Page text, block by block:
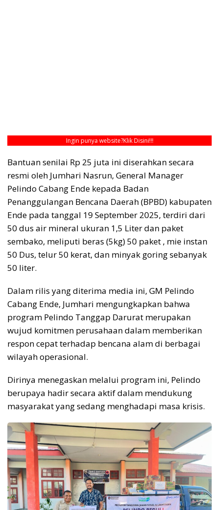
Ingin punya website?Klik Disini!!!
Bantuan senilai Rp 25 juta ini diserahkan secara
resmi oleh Jumhari Nasrun, General Manager
Pelindo Cabang Ende kepada Badan
Penanggulangan Bencana Daerah (BPBD) kabupaten
Ende pada tanggal 19 September 2025, terdiri dari
50 dus air mineral ukuran 1,5 Liter dan paket
sembako, meliputi beras (5kg) 50 paket , mie instan
50 Dus, telur 50 kerat, dan minyak goring sebanyak
50 liter.
Dalam rilis yang diterima media ini, GM Pelindo
Cabang Ende, Jumhari mengungkapkan bahwa
program Pelindo Tanggap Darurat merupakan
wujud komitmen perusahaan dalam memberikan
respon cepat terhadap bencana alam di berbagai
wilayah operasional.
Dirinya menegaskan melalui program ini, Pelindo
berupaya hadir secara aktif dalam mendukung
masyarakat yang sedang menghadapi masa krisis.